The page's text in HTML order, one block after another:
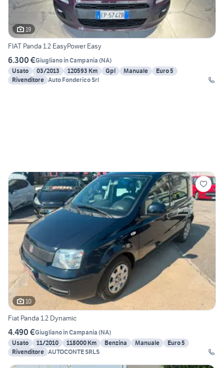
19
FIAT Panda 1.2 EasyPower Easy
6.300 €Giugliano in Campania (NA)
Usato
03/2013 120593 Km Gpl Manuale
Euro 5
Rivenditore Auto Fonderico Srl
10
Fiat Panda 1.2 Dynamic
4.490 €Giugliano in Campania (NA)
Usato
11/2010 118000 Km Benzina Manuale
Euro 5
Rivenditore AUTOCONTE SRLS